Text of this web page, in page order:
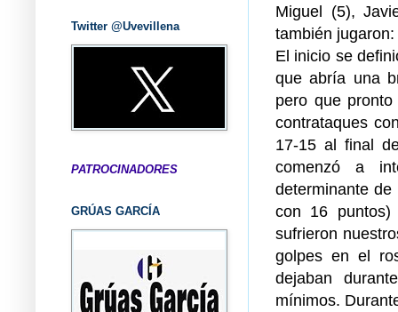
Miguel (5),
también
El inicio se
que abría una
pero que
contrataques
17-15 al final
comenzó a
determinante
con 16
sufrieron
golpes en el
dejaban
mínimos.
Twitter @Uvevillena
PATROCINADORES
GRÚAS GARCÍA